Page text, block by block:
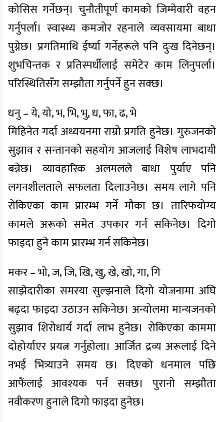
कोसिस गर्नेछन्। चुनौतीपूर्ण कामको जिम्मेवारी वहन
गर्नुपर्ला। स्वास्थ्य कमजोर रहनाले व्यवसायमा बाधा
पुग्नेछ। प्रगतिमाथि ईर्ष्या गर्नेहरूले पनि दुःख दिनेछन्।
शुभचिन्तक र प्रतिस्पर्धीलाई समेटेर काम लिनुपर्ला।
परिस्थितिसँग सम्झौता गर्नुपर्ने हुन सक्छ।
धनु – ये, यो, भ, भि, भु, ध, फा, ढ, भे
मिहिनेत गर्दा अध्ययनमा राम्रो प्रगति हुनेछ। गुरुजनको
सुझाव र सन्तानको सहयोग आजलाई विशेष लाभदायी
बन्नेछ। व्यावहारिक अलमलले बाधा पुर्याए पनि
लगनशीलताले सफलता दिलाउनेछ। समय लागे पनि
रोकिएका काम प्रारम्भ गर्ने मौका छ। तारिफयोग्य
कामले अरूको समेत उपकार गर्न सकिनेछ। दिगो
फाइदा हुने काम प्रारम्भ गर्न सकिनेछ।
मकर – भो, ज, जि, खि, खु, खे, खो, गा, गि
साझेदारीका समस्या सुल्झनाले दिगो योजनामा अघि
बढ्दा फाइदा उठाउन सकिनेछ। अन्योलमा मान्यजनको
सुझाव शिरोधार्य गर्दा लाभ हुनेछ। रोकिएका काममा
दोहोर्याएर प्रयत्न गर्नुहोला। आर्जित द्रव्य अरूलाई दिने
नभई भित्र्याउने समय छ। दिएको धनमाल पछि
आफैंलाई आवश्यक पर्न सक्छ। पुरानो सम्झौता
नवीकरण हुनाले दिगो फाइदा हुनेछ।